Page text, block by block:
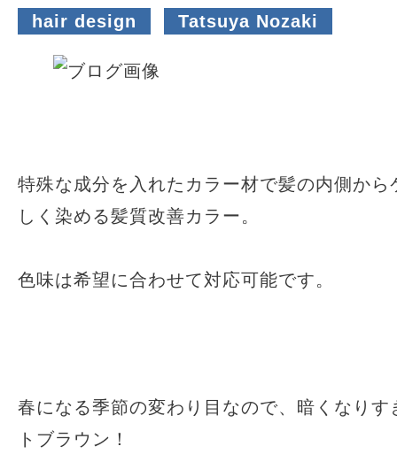
hair design Tatsuya Nozaki
特殊な成分を入れたカラー材で髪の内側から
しく染める髪質改善カラー。
色味は希望に合わせて対応可能です。
春になる季節の変わり目なので、暗くなりす
トブラウン！